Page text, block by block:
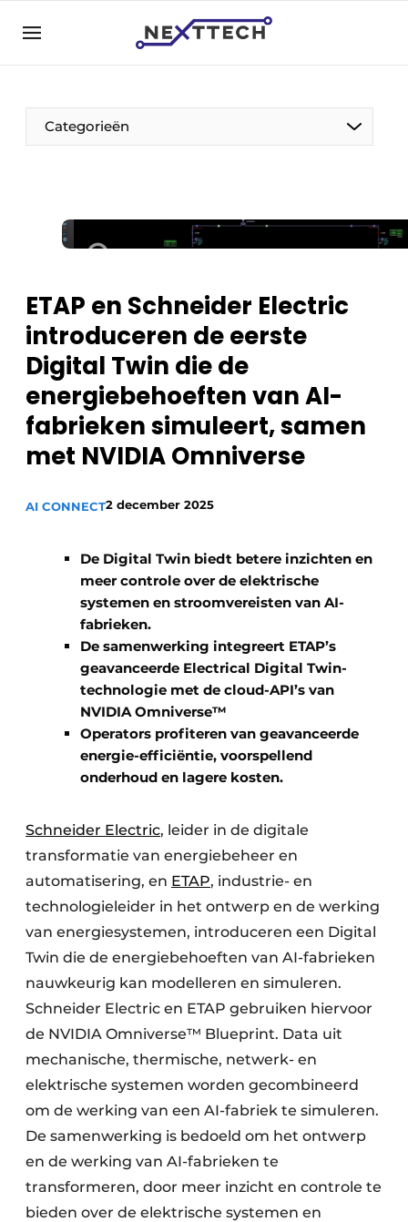
NL EN
Categorieën
ETAP en Schneider Electric
introduceren de eerste
Digital Twin die de
energiebehoeften van AI-
fabrieken simuleert, samen
met NVIDIA Omniverse ​
AI CONNECT2 december 2025
De Digital Twin biedt betere inzichten en
meer controle over de elektrische
systemen en stroomvereisten van AI-
fabrieken.
De samenwerking integreert ETAP’s
geavanceerde Electrical Digital Twin-
technologie met de cloud-API’s van
NVIDIA Omniverse™
Operators profiteren van geavanceerde
energie-efficiëntie, voorspellend
onderhoud en lagere kosten.
Schneider Electric, leider in de digitale
transformatie van energiebeheer en
automatisering, en ETAP, industrie- en
technologieleider in het ontwerp en de werking
van energiesystemen, introduceren een Digital
Twin die de energiebehoeften van AI-fabrieken
nauwkeurig kan modelleren en simuleren.
Schneider Electric en ETAP gebruiken hiervoor
de NVIDIA Omniverse™ Blueprint. Data uit
mechanische, thermische, netwerk- en
elektrische systemen worden gecombineerd
om de werking van een AI-fabriek te simuleren.
De samenwerking is bedoeld om het ontwerp
en de werking van AI-fabrieken te
transformeren, door meer inzicht en controle te
bieden over de elektrische systemen en